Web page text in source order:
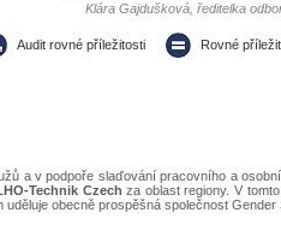
Klára Gajdušková, ředitelka
Audit rovné příležitosti Rovné
a v podpoře slaďování pracovního a
Technik Czechza oblast regiony. V
obecně prospěšná společnost Gender